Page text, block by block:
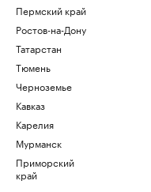
Пермский край
Ростов-на-Дону
Татарстан
Тюмень
Черноземье
Кавказ
Карелия
Мурманск
Приморский
край